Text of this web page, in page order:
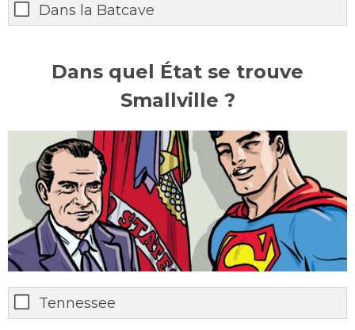
Dans la Batcave
Dans quel État se trouve
Smallville ?
Tennessee